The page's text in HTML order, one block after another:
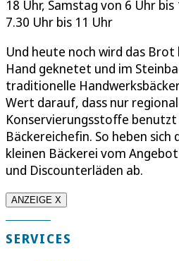
18 Uhr, Samstag von 6 Uhr
7.30 Uhr bis 11 Uhr
Und heute noch wird das
Hand geknetet und im
traditionelle
Wert darauf, dass nur
Konservierungsstoffe benutzt
Bäckereichefin. So heben
kleinen Bäckerei vom
und Discounterläden ab.
ANZEIGE X
SERVICES